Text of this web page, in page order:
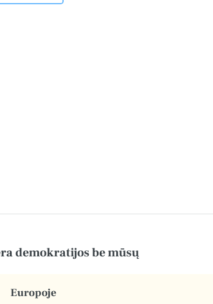
demokratijos be mūsų
Europoje